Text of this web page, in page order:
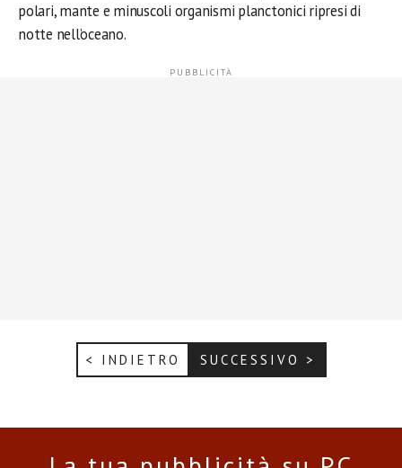
polari, mante e minuscoli organismi planctonici ripresi di
notte nell’oceano.
< INDIETRO SUCCESSIVO >